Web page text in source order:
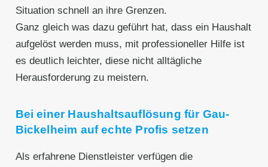
Situation schnell an ihre Grenzen.
Ganz gleich was dazu geführt hat, dass ein Haushalt
aufgelöst werden muss, mit professioneller Hilfe ist
es deutlich leichter, diese nicht alltägliche
Herausforderung zu meistern.
Bei einer Haushaltsauflösung für Gau-
Bickelheim auf echte Profis setzen
Als erfahrene Dienstleister verfügen die